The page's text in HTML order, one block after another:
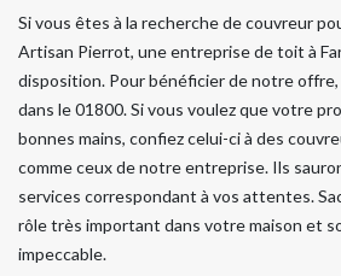
Si vous êtes à la recherche de couvreur
Artisan Pierrot, une entreprise de toit à
disposition. Pour bénéficier de notre
dans le 01800. Si vous voulez que votre
bonnes mains, confiez celui-ci à des
comme ceux de notre entreprise. Ils
services correspondant à vos attentes.
rôle très important dans votre maison et
impeccable.